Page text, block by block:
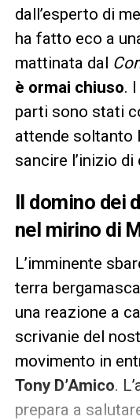
dall’esperto di
ha fatto eco a
mattinata dal
è ormai chiuso.
parti sono stati
attende soltanto
sancire l’inizio
Il domino dei
nel mirino di
L’imminente
terra
una reazione a
scrivanie del
movimento in
Tony D’Amico.
prepara a